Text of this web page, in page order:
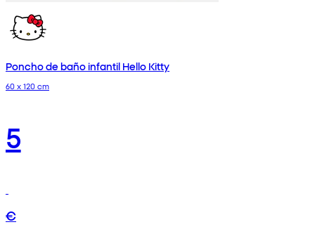
Poncho de baño infantil Hello Kitty
60 x 120 cm
5
€